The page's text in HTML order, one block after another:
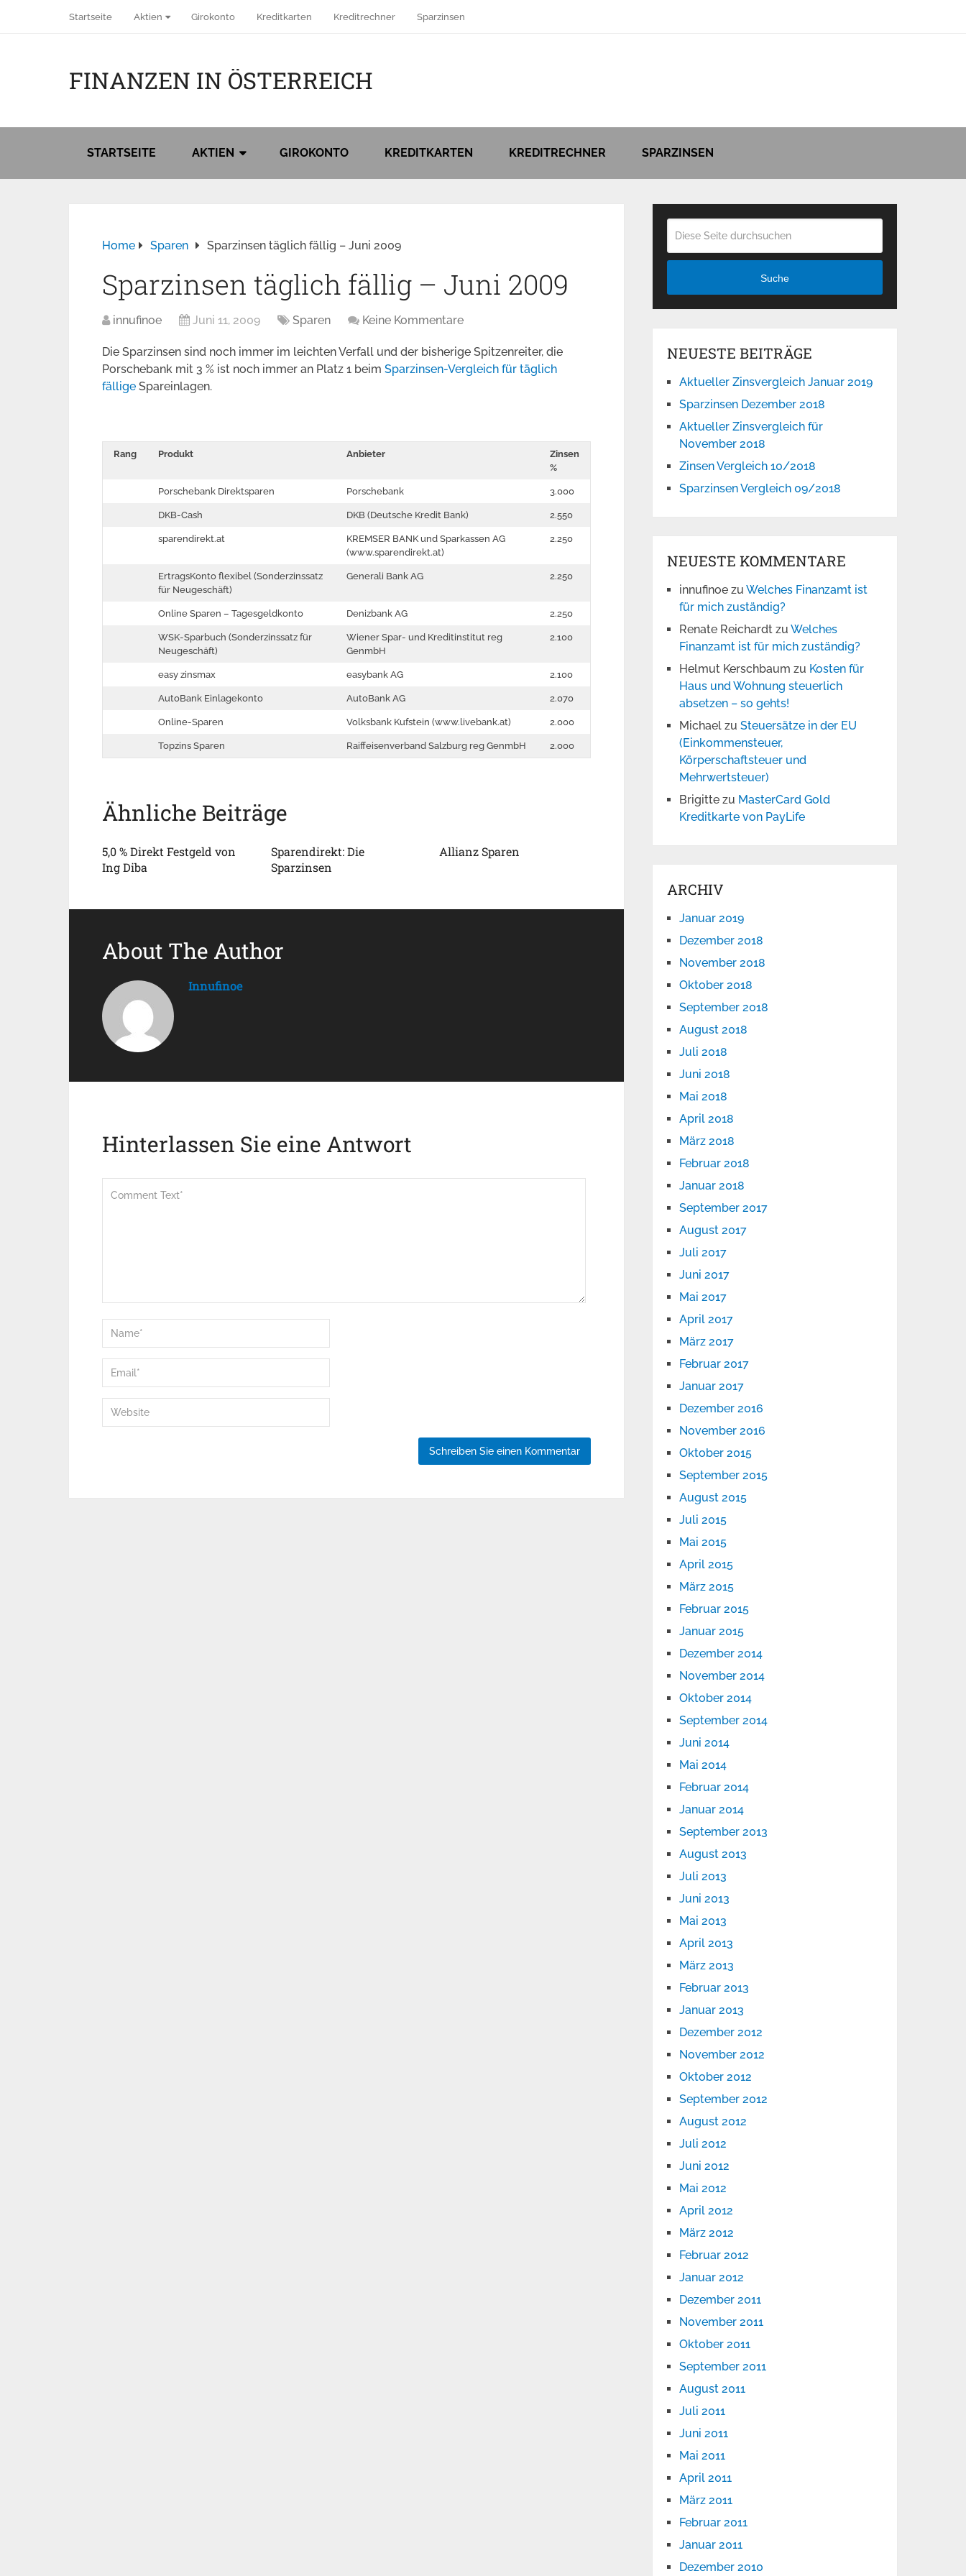
Startseite Aktien Girokonto Kreditkarten Kreditrechner Sparzinsen
FINANZEN IN ÖSTERREICH
STARTSEITE AKTIEN GIROKONTO KREDITKARTEN KREDITRECHNER SPARZINSEN
Home Sparen Sparzinsen täglich fällig – Juni 2009
Sparzinsen täglich fällig – Juni 2009
innufinoe Juni 11, 2009 Sparen Keine Kommentare
Die Sparzinsen sind noch immer im leichten Verfall und der bisherige Spitzenreiter, die
Porschebank mit 3 % ist noch immer an Platz 1 beim Sparzinsen-Vergleich für täglich
fällige Spareinlagen.
Rang Produkt Anbieter
Zinsen
%
Porschebank Direktsparen Porschebank 3.000
DKB-Cash DKB (Deutsche Kredit Bank) 2.550
sparendirekt.at
KREMSER BANK und Sparkassen AG
(www.sparendirekt.at)
2.250
ErtragsKonto flexibel (Sonderzinssatz
für Neugeschäft)
Generali Bank AG 2.250
Online Sparen – Tagesgeldkonto Denizbank AG 2.250
WSK-Sparbuch (Sonderzinssatz für
Neugeschäft)
Wiener Spar- und Kreditinstitut reg
GenmbH
2.100
easy zinsmax easybank AG 2.100
AutoBank Einlagekonto AutoBank AG 2.070
Online-Sparen Volksbank Kufstein (www.livebank.at) 2.000
Topzins Sparen Raiffeisenverband Salzburg reg GenmbH 2.000
Ähnliche Beiträge
5,0 % Direkt Festgeld von
Ing Diba
Sparendirekt: Die
Sparzinsen
Allianz Sparen
About The Author
Innufinoe
Hinterlassen Sie eine Antwort
Suche
NEUESTE BEITRÄGE
Aktueller Zinsvergleich Januar 2019
Sparzinsen Dezember 2018
Aktueller Zinsvergleich für
November 2018
Zinsen Vergleich 10/2018
Sparzinsen Vergleich 09/2018
NEUESTE KOMMENTARE
innufinoe zuWelches Finanzamt ist
für mich zuständig?
Renate Reichardt zuWelches
Finanzamt ist für mich zuständig?
Helmut Kerschbaum zu Kosten für
Haus und Wohnung steuerlich
absetzen – so gehts!
Michael zuSteuersätze in der EU
(Einkommensteuer,
Körperschaftsteuer und
Mehrwertsteuer)
Brigitte zu MasterCard Gold
Kreditkarte von PayLife
ARCHIV
Januar 2019
Dezember 2018
November 2018
Oktober 2018
September 2018
August 2018
Juli 2018
Juni 2018
Mai 2018
April 2018
März 2018
Februar 2018
Januar 2018
September 2017
August 2017
Juli 2017
Juni 2017
Mai 2017
April 2017
März 2017
Februar 2017
Januar 2017
Dezember 2016
November 2016
Oktober 2015
September 2015
August 2015
Juli 2015
Mai 2015
April 2015
März 2015
Februar 2015
Januar 2015
Dezember 2014
November 2014
Oktober 2014
September 2014
Juni 2014
Mai 2014
Februar 2014
Januar 2014
September 2013
August 2013
Juli 2013
Juni 2013
Mai 2013
April 2013
März 2013
Februar 2013
Januar 2013
Dezember 2012
November 2012
Oktober 2012
September 2012
August 2012
Juli 2012
Juni 2012
Mai 2012
April 2012
März 2012
Februar 2012
Januar 2012
Dezember 2011
November 2011
Oktober 2011
September 2011
August 2011
Juli 2011
Juni 2011
Mai 2011
April 2011
März 2011
Februar 2011
Januar 2011
Dezember 2010